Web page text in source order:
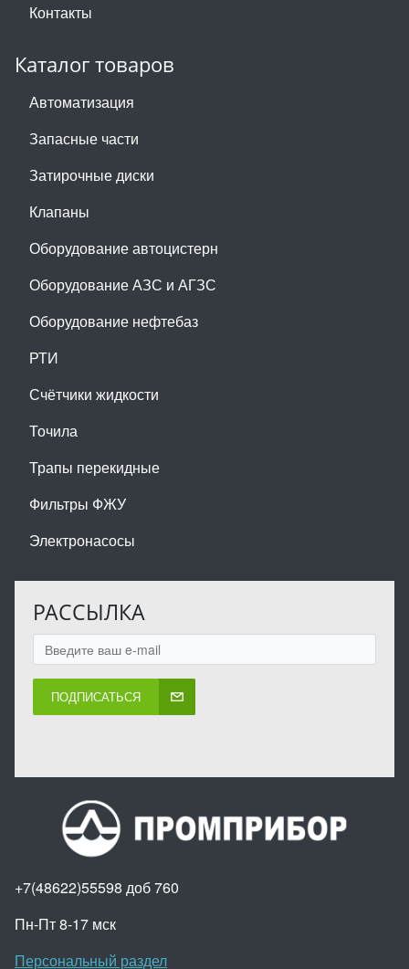
Контакты
Каталог товаров
Автоматизация
Запасные части
Затирочные диски
Клапаны
Оборудование автоцистерн
Оборудование АЗС и АГЗС
Оборудование нефтебаз
РТИ
Счётчики жидкости
Точила
Трапы перекидные
Фильтры ФЖУ
Электронасосы
РАССЫЛКА
ПОДПИСАТЬСЯ
+7(48622)55598 доб 760
Пн-Пт 8-17 мск
Персональный раздел